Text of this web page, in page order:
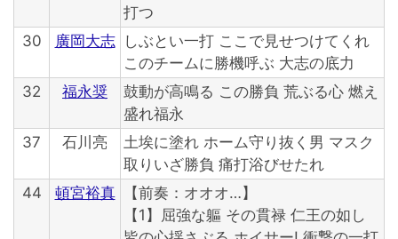
打つ
30
廣岡大志
しぶとい一打 ここで見せつけてくれ
このチームに勝機呼ぶ 大志の底力
32
福永奨
鼓動が高鳴る この勝負 荒ぶる心 燃え
盛れ福永
37
石川亮
土埃に塗れ ホーム守り抜く男 マスク
取りいざ勝負 痛打浴びせたれ
44
頓宮裕真
【前奏：オオオ…】
【1】屈強な軀 その貫禄 仁王の如し